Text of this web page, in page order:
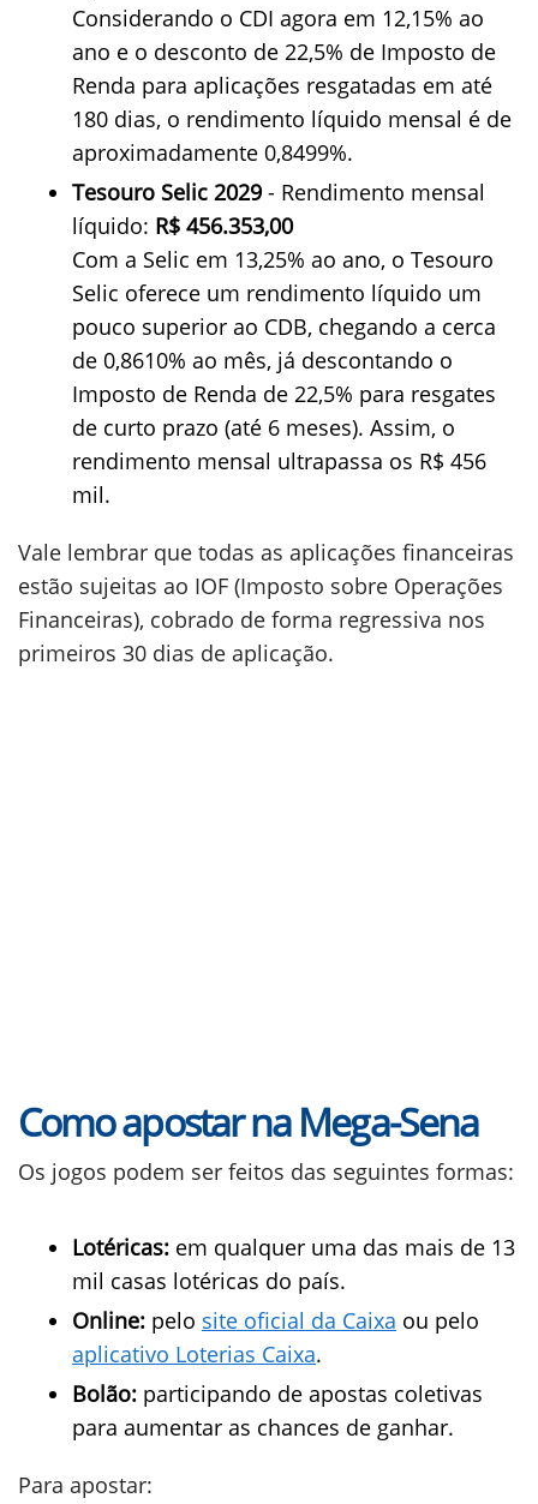
Considerando o CDI agora em 12,15% ao
ano e o desconto de 22,5% de Imposto de
Renda para aplicações resgatadas em até
180 dias, o rendimento líquido mensal é de
aproximadamente 0,8499%.
Tesouro Selic 2029 - Rendimento mensal
líquido: R$ 456.353,00
Com a Selic em 13,25% ao ano, o Tesouro
Selic oferece um rendimento líquido um
pouco superior ao CDB, chegando a cerca
de 0,8610% ao mês, já descontando o
Imposto de Renda de 22,5% para resgates
de curto prazo (até 6 meses). Assim, o
rendimento mensal ultrapassa os R$ 456
mil.
Vale lembrar que todas as aplicações financeiras
estão sujeitas ao IOF (Imposto sobre Operações
Financeiras), cobrado de forma regressiva nos
primeiros 30 dias de aplicação.
Como apostar na Mega-Sena
Os jogos podem ser feitos das seguintes formas:
Lotéricas: em qualquer uma das mais de 13
mil casas lotéricas do país.
Online: pelo site oficial da Caixa ou pelo
aplicativo Loterias Caixa.
Bolão: participando de apostas coletivas
para aumentar as chances de ganhar.
Para apostar: